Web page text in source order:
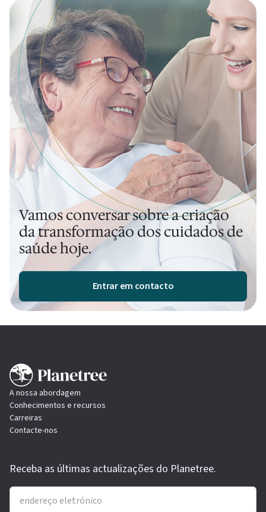
Vamos conversar sobre a criação
da transformação dos cuidados de
saúde hoje.
Entrar em contacto
A nossa abordagem
Conhecimentos e recursos
Carreiras
Contacte-nos
Receba as últimas actualizações do Planetree.